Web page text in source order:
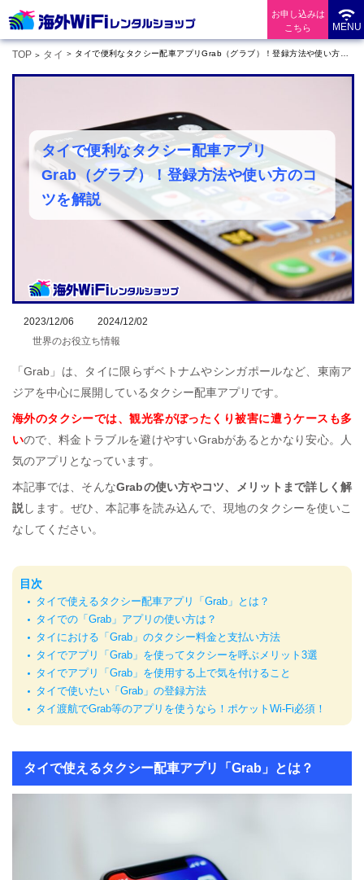
お申し込みは
こちら
MENU
TOP タイ タイで便利なタクシー配車アプリGrab（グラブ）！登録方法や使い方のコツを解説
タイで便利なタクシー配車アプリ
Grab（グラブ）！登録方法や使い方のコ
ツを解説
2023/12/06
2024/12/02
世界のお役立ち情報
「Grab」は、タイに限らずベトナムやシンガポールなど、東南ア
ジアを中心に展開しているタクシー配車アプリです。
海外のタクシーでは、観光客がぼったくり被害に遭うケースも多
いので、料金トラブルを避けやすいGrabがあるとかなり安心。人
気のアプリとなっています。
本記事では、そんなGrabの使い方やコツ、メリットまで詳しく解
説します。ぜひ、本記事を読み込んで、現地のタクシーを使いこ
なしてください。
目次
タイで使えるタクシー配車アプリ「Grab」とは？
タイでの「Grab」アプリの使い方は？
タイにおける「Grab」のタクシー料金と支払い方法
タイでアプリ「Grab」を使ってタクシーを呼ぶメリット3選
タイでアプリ「Grab」を使用する上で気を付けること
タイで使いたい「Grab」の登録方法
タイ渡航でGrab等のアプリを使うなら！ポケットWi-Fi必須！
タイで使えるタクシー配車アプリ「Grab」とは？